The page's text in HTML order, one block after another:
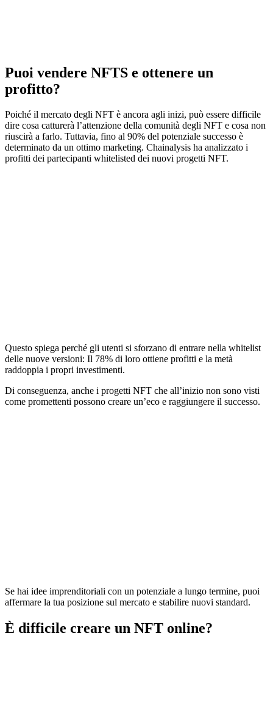
Puoi vendere NFTS e ottenere un
profitto?
Poiché il mercato degli NFT è ancora agli inizi, può essere difficile
dire cosa catturerà l’attenzione della comunità degli NFT e cosa non
riuscirà a farlo. Tuttavia, fino al 90% del potenziale successo è
determinato da un ottimo marketing. Chainalysis ha analizzato i
profitti dei partecipanti whitelisted dei nuovi progetti NFT.
Questo spiega perché gli utenti si sforzano di entrare nella whitelist
delle nuove versioni: Il 78% di loro ottiene profitti e la metà
raddoppia i propri investimenti.
Di conseguenza, anche i progetti NFT che all’inizio non sono visti
come promettenti possono creare un’eco e raggiungere il successo.
Se hai idee imprenditoriali con un potenziale a lungo termine, puoi
affermare la tua posizione sul mercato e stabilire nuovi standard.
È difficile creare un NFT online?